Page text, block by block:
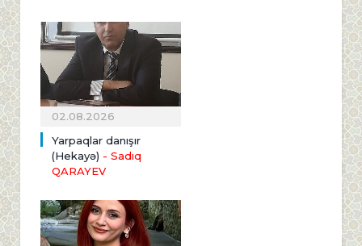
02.08.2026
Yarpaqlar danışır
(Hekayə) - Sadıq
QARAYEV